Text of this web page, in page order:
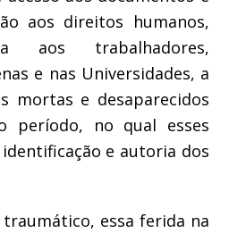
aos direitos humanos,
aos trabalhadores,
e nas Universidades, a
mortas e desaparecidos
período, no qual esses
e autoria dos
essa ferida na